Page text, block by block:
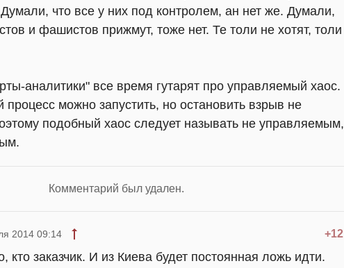
что все у них под контролем, ан нет же. Думали,
и фашистов прижмут, тоже нет. Те толи не хотят, толи
аналитики" все время гутарят про управляемый хаос.
можно запустить, но остановить взрыв не
подобный хаос следует называть не управляемым,
Комментарий был удален.
+12
2014 09:14
кто заказчик. И из Киева будет постоянная ложь идти.